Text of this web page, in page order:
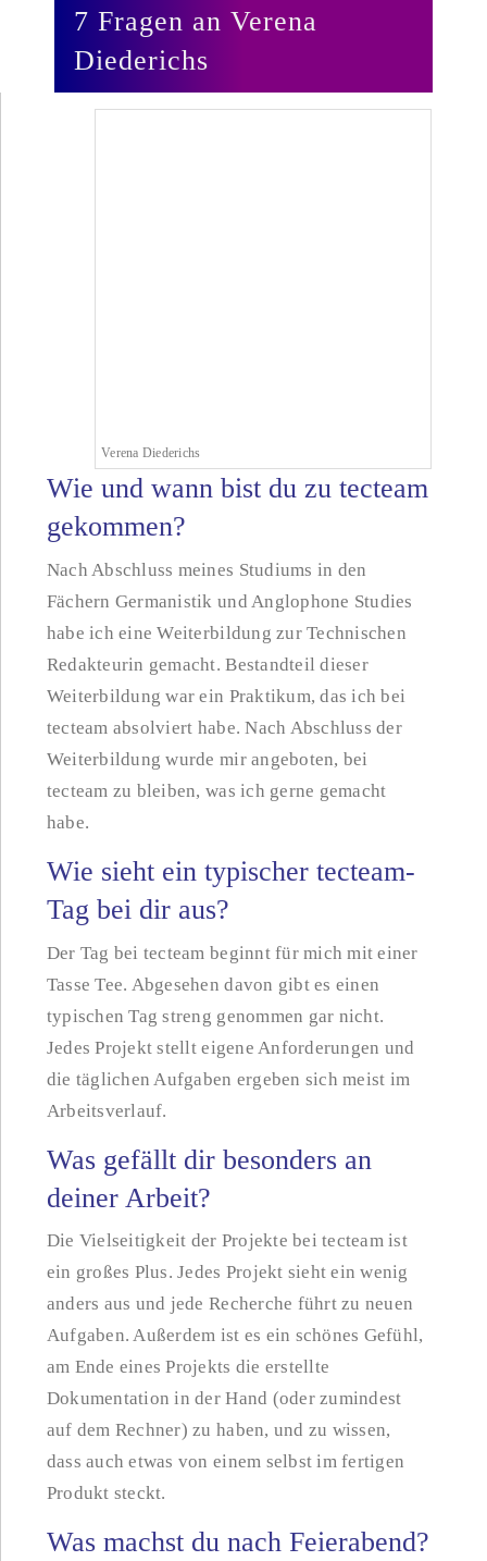
7 Fragen an Verena
Diederichs
Verena Diederichs
Wie und wann bist du zu tecteam
gekommen?
Nach Abschluss meines Studiums in den
Fächern Germanistik und Anglophone Studies
habe ich eine Weiterbildung zur Technischen
Redakteurin gemacht. Bestandteil dieser
Weiterbildung war ein Praktikum, das ich bei
tecteam absolviert habe. Nach Abschluss der
Weiterbildung wurde mir angeboten, bei
tecteam zu bleiben, was ich gerne gemacht
habe.
Wie sieht ein typischer tecteam-
Tag bei dir aus?
Der Tag bei tecteam beginnt für mich mit einer
Tasse Tee. Abgesehen davon gibt es einen
typischen Tag streng genommen gar nicht.
Jedes Projekt stellt eigene Anforderungen und
die täglichen Aufgaben ergeben sich meist im
Arbeitsverlauf.
Was gefällt dir besonders an
deiner Arbeit?
Die Vielseitigkeit der Projekte bei tecteam ist
ein großes Plus. Jedes Projekt sieht ein wenig
anders aus und jede Recherche führt zu neuen
Aufgaben. Außerdem ist es ein schönes Gefühl,
am Ende eines Projekts die erstellte
Dokumentation in der Hand (oder zumindest
auf dem Rechner) zu haben, und zu wissen,
dass auch etwas von einem selbst im fertigen
Produkt steckt.
Was machst du nach Feierabend?